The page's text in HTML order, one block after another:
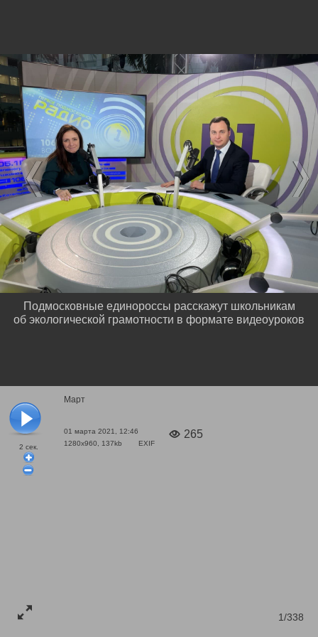
2 сек.
Март
01 марта 2021, 12:46
1280x960, 137kb
EXIF
265
1/338
Подмосковные единороссы расскажут школьникам
об экологической грамотности в формате видеоуроков